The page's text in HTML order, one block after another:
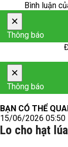
Bình luận
×
Thông báo
×
Thông báo
BẠN CÓ THỂ
15/06/2026 05:50
Lo cho hạt